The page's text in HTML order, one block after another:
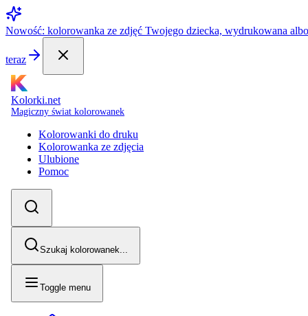
Nowość: kolorowanka ze zdjęć Twojego dziecka, wydrukowana
teraz
Kolorki.net
Magiczny świat kolorowanek
Kolorowanki do druku
Kolorowanka ze zdjęcia
Ulubione
Pomoc
Szukaj kolorowanek...
Toggle menu